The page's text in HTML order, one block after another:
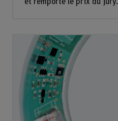
et remporte le prix du jury.